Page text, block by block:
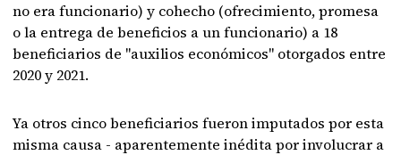
no era funcionario) y cohecho (ofrecimiento, promesa
o la entrega de beneficios a un funcionario) a 18
beneficiarios de "auxilios económicos" otorgados entre
2020 y 2021.
Ya otros cinco beneficiarios fueron imputados por esta
misma causa - aparentemente inédita por involucrar a